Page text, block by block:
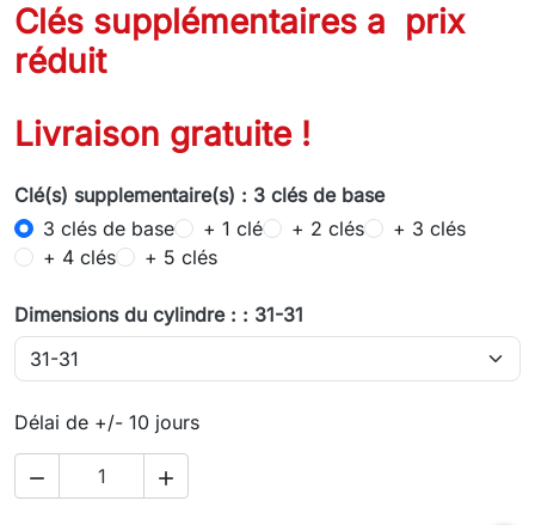
Clés supplémentaires a prix
réduit
Livraison gratuite !
Clé(s) supplementaire(s) : 3 clés de base
3 clés de base
+ 1 clé + 2 clés
+ 3 clés
+ 4 clés
+ 5 clés
Dimensions du cylindre : : 31-31
Délai de +/- 10 jours
 